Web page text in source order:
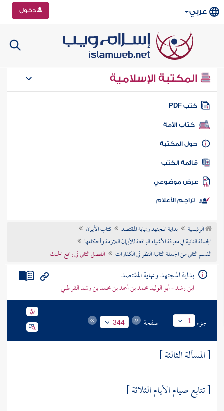
عربي دخول
المكتبة الإسلامية
كتب PDF
كتاب الأمة
المكتبة
الكتب
موضوعي
تراجم الأعلام
الرئيسية بداية المجتهد ونهاية المقتصد
كتاب الأيمان
الجملة الثانية في معرفة الأشياء الرافعة للأيمان اللازمة وأحكامها
القسم الثاني من الجملة الثانية النظر في الكفارات
الفصل الثاني في رافع الحنث
بداية المجتهد ونهاية المقتصد
ابن رشد - أبو الوليد محمد بن أحمد بن محمد بن رشد القرطبي
جزء 1 صفحة 344
[ المسألة الثالثة ]
[ تتابع صيام الأيام الثلاثة ]